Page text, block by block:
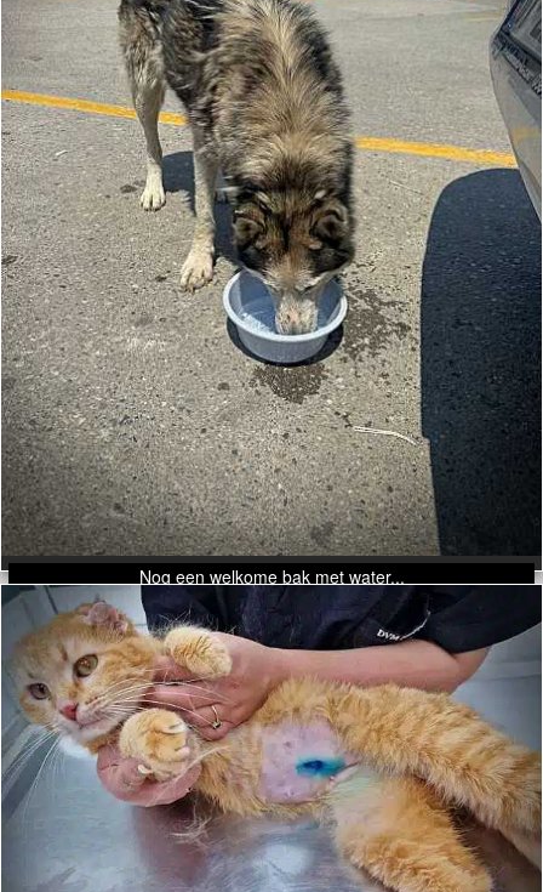
Nog een welkome bak met water...